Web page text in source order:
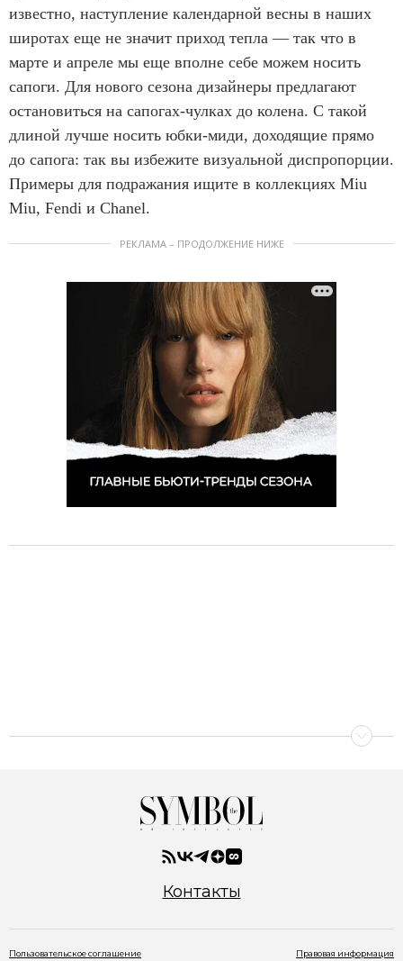
известно, наступление календарной весны в наших
широтах еще не значит приход тепла — так что в
марте и апреле мы еще вполне себе можем носить
сапоги. Для нового сезона дизайнеры предлагают
остановиться на сапогах-чулках до колена. С такой
длиной лучше носить юбки-миди, доходящие прямо
до сапога: так вы избежите визуальной диспропорции.
Примеры для подражания ищите в коллекциях Miu
Miu, Fendi и Chanel.
РЕКЛАМА – ПРОДОЛЖЕНИЕ НИЖЕ
Контакты
Пользовательское соглашение Правовая информация